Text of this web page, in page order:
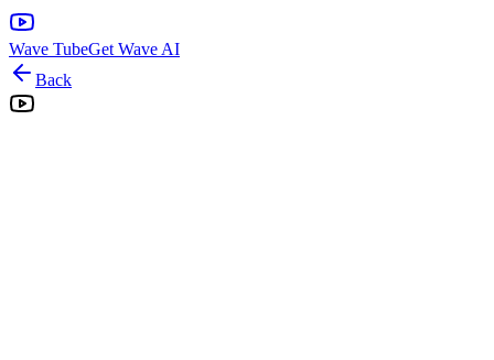
Wave TubeGet Wave AI
Back